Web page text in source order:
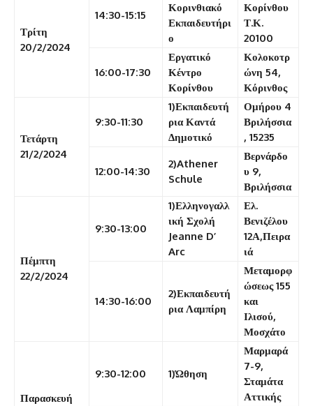
Τρίτη
20/2/2024
14:30-15:15
Κορινθιακό
Εκπαιδευτήρι
ο
Κορίνθου
Τ.Κ.
20100
16:00-17:30
Εργατικό
Κέντρο
Κορίνθου
Κολοκοτρ
ώνη 54,
Κόρινθος
Τετάρτη
21/2/2024
9:30-11:30
1)Εκπαιδευτή
ρια Καντά
Δημοτικό
Ομήρου 4
Βριλήσσια
, 15235
12:00-14:30
2)Athener
Schule
Βερνάρδο
υ 9,
Βριλήσσια
Πέμπτη
22/2/2024
9:30-13:00
1)Ελληνογαλλ
ική Σχολή
Jeanne D’
Arc
Ελ.
Βενιζέλου
12Α,Πειρα
ιά
14:30-16:00
2)Εκπαιδευτή
ρια Λαμπίρη
Μεταμορφ
ώσεως 155
και
Ιλισού,
Μοσχάτο
Παρασκευή
9:30-12:00 1)Ώθηση
Μαρμαρά
7-9,
Σταμάτα
Αττικής